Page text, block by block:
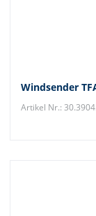
Windsender
Artikel Nr.: